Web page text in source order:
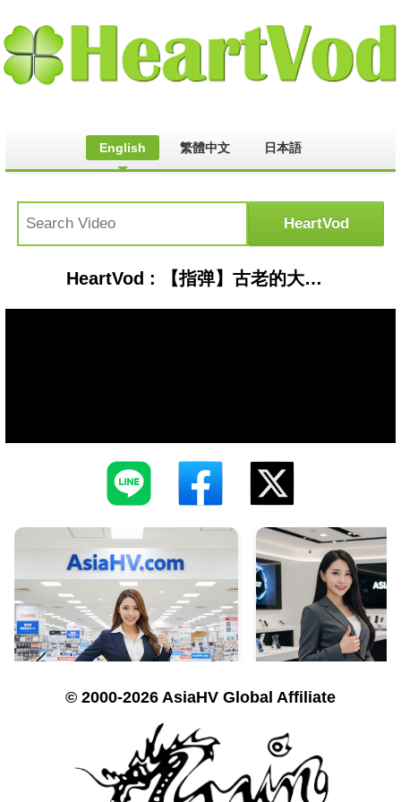
English 繁體中文 日本語
HeartVod : 【指弹】古老的大钟 My Grandfather‘s Clock 重制版 acoustic guitar version
© 2000-2026 AsiaHV Global Affiliate